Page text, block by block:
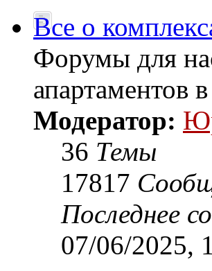
Все о
Форумы для
апартаментов
Модератор:
36 Темы
17817
Последнее
07/06/2025,